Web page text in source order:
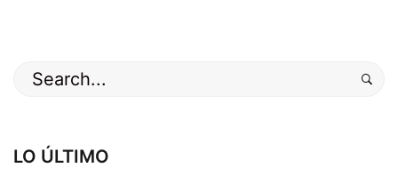
Buscar
por:
LO ÚLTIMO